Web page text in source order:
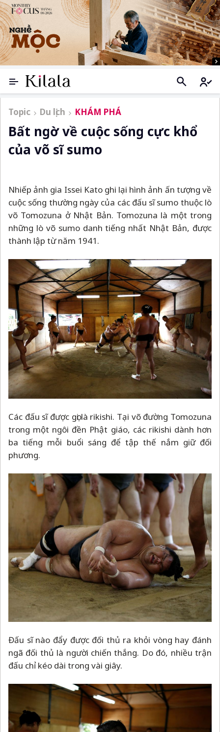
Topic Du lịch KHÁM PHÁ
Bất ngờ về cuộc sống cực khổ
của võ sĩ sumo
Nhiếp ảnh gia Issei Kato ghi lại hình ảnh ấn tượng về
cuộc sống thường ngày của các đấu sĩ sumo thuộc lò
võ Tomozuna ở Nhật Bản. Tomozuna là một trong
những lò võ sumo danh tiếng nhất Nhật Bản, được
thành lập từ năm 1941.
Các đấu sĩ được gọi là rikishi. Tại võ đường Tomozuna
trong một ngôi đền Phật giáo, các rikishi dành hơn
ba tiếng mỗi buổi sáng để tập thế nắm giữ đối
phương.
Đấu sĩ nào đẩy được đối thủ ra khỏi vòng hay đánh
ngã đối thủ là người chiến thắng. Do đó, nhiều trận
đấu chỉ kéo dài trong vài giây.